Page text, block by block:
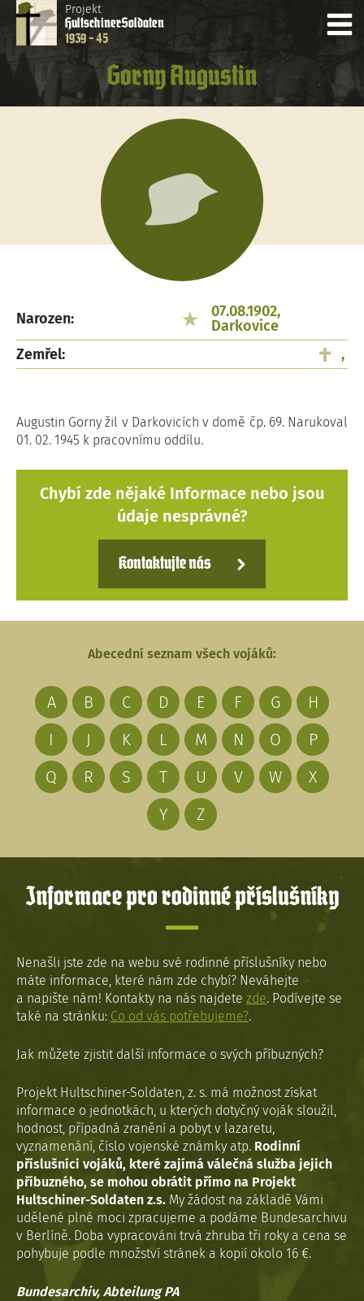
Projekt
HultschinerSoldaten
1939 - 45
Gorny Augustin
Narozen:
07.08.1902,
Darkovice
Zemřel:
,
Augustin Gorny žil v Darkovicích v domě čp. 69. Narukoval
01. 02. 1945 k pracovnímu oddílu.
Chybí zde nějaké Informace nebo jsou
údaje nesprávné?
Kontaktujte nás
Abecední seznam všech vojáků:
A B C D E F G
H
I
J K L M N O
P
Q
R S T U V W
X
Y
Z
Informace pro rodinné příslušníky
Nenašli jste zde na webu své rodinné příslušníky nebo
máte informace, které nám zde chybí? Neváhejte
a napište nám! Kontakty na nás najdete zde. Podívejte se
také na stránku: Co od vás potřebujeme?.
Jak můžete zjistit další informace o svých příbuzných?
Projekt Hultschiner-Soldaten, z. s. má možnost získat
informace o jednotkách, u kterých dotyčný voják sloužil,
hodnost, případná zranění a pobyt v lazaretu,
vyznamenání, číslo vojenské známky atp. Rodinní
příslušníci vojáků, které zajímá válečná služba jejich
příbuzného, se mohou obrátit přímo na Projekt
Hultschiner-Soldaten z.s. My žádost na základě Vámi
udělené plné moci zpracujeme a podáme Bundesarchivu
v Berlíně. Doba vypracováni trvá zhruba tři roky a cena se
pohybuje podle množství stránek a kopií okolo 16 €.
Bundesarchiv, Abteilung PA